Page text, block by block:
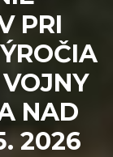
PRI
NAD
2026